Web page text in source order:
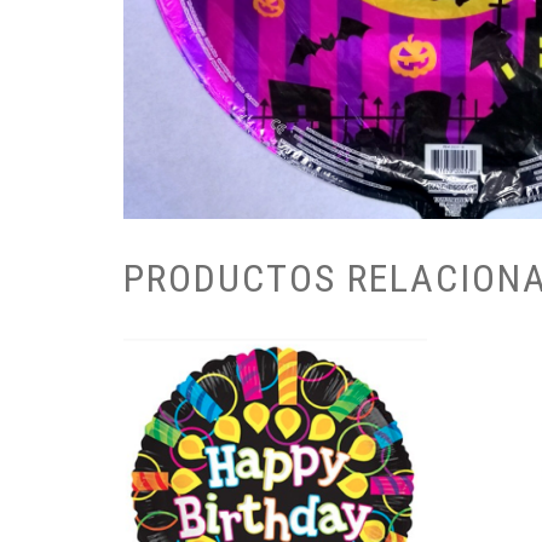
PRODUCTOS